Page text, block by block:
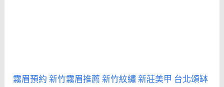
霧眉預約新竹霧眉推薦新竹紋繡新莊美甲 台北頌缽